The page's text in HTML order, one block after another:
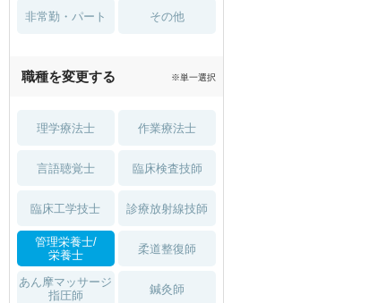
積極採用中 WEB面接OK
非常勤・パート その他
職種を変更する ※単一選択
理学療法士 作業療法士
言語聴覚士 臨床検査技師
臨床工学技士 診療放射線技師
管理栄養士/
栄養士
柔道整復師
あん摩マッサージ
指圧師
鍼灸師